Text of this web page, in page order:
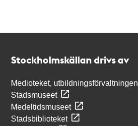
Stockholmskällan drivs av
Medioteket, utbildningsförvaltningen
Stadsmuseet
Medeltidsmuseet
Stadsbiblioteket